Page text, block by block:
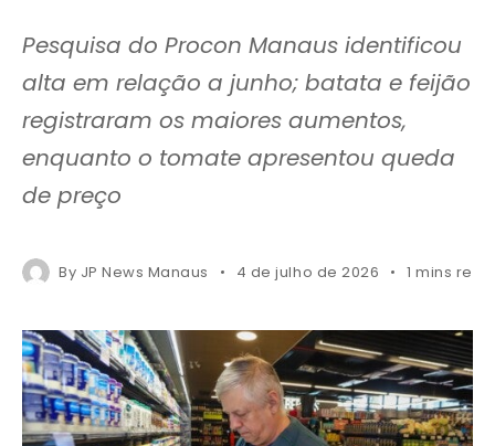
Pesquisa do Procon Manaus identificou
alta em relação a junho; batata e feijão
registraram os maiores aumentos,
enquanto o tomate apresentou queda
de preço
By JP News Manaus 4 de julho de 2026 1 mins read